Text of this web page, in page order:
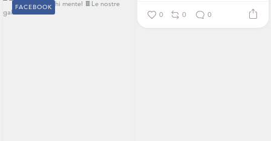
0 0 0
FACEBOOK